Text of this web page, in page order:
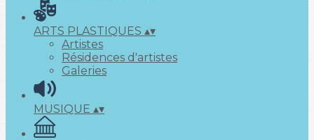
ARTS PLASTIQUES ▴▾
Artistes
Résidences d'artistes
Galeries
MUSIQUE ▴▾